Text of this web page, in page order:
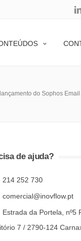
do Sophos Email
de ajuda?
214 252 730
comercial@inovflow.pt
Estrada da Portela, nº5
7 / 2790-124